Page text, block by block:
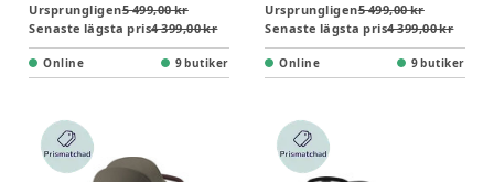
Ursprungligen5 499,00 kr
Senaste lägsta pris4 399,00 kr
Online 9 butiker
Ursprungligen5 499,00 kr
Senaste lägsta pris4 399,00 kr
Online 9 butiker